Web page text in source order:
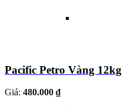
Pacific Petro Vàng 12kg
Giá: 480.000 ₫